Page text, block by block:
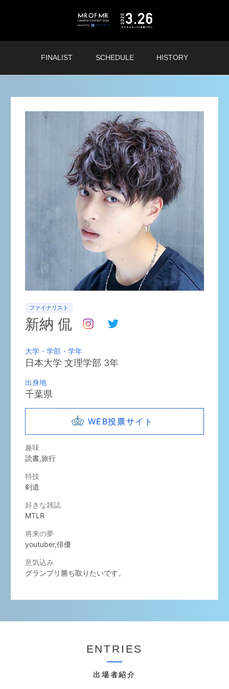
FINALIST SCHEDULE HISTORY
ファイナリスト
新納 侃
大学・学部・学年
日本大学 文理学部 3年
出身地
千葉県
WEB投票サイト
趣味
読書,旅行
特技
剣道
好きな雑誌
MTLR
将来の夢
youtuber,俳優
意気込み
グランプリ勝ち取りたいです。
ENTRIES
出場者紹介